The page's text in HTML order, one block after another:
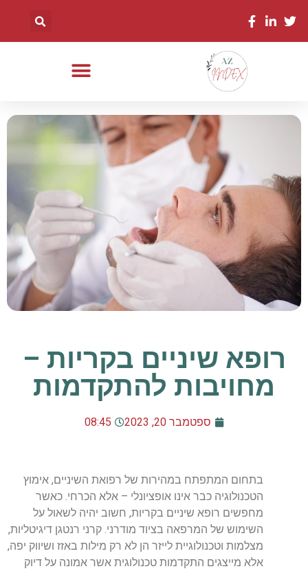
רופא שיניים בקריות –
מחויבות להתקדמות
ספטמבר 20, 2023 08:45
בתחום המתפתח במהירות של רפואת השיניים, אימוץ
הטכנולוגיה כבר אינו אופציונלי – אלא הכרחי. כאשר
מחפשים רופא שיניים בקריות, חשוב יהיה לשאול על
השימוש של המרפאה בציוד מודרני. קרני רנטגן דיגיטליות,
מצלמות וטכנולוגיית לייזר הן לא רק מילות באזז ושיווק יפה,
אלא מייצגים התקדמות טכנולוגית אשר אמונה על דיוק